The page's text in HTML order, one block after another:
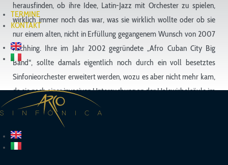
TERMINE
KONTAKT
herausfinden, ob ihre Idee, Latin-Jazz mit Orchester zu spielen,
wirklich immer noch das war, was sie wirklich wollte oder ob sie
nur einem alten, nicht in Erfüllung gegangenem Wunsch von 2007
nachhing. Ihre im Jahr 2002 gegründete „Afro Cuban City Big
Band“, sollte damals eigentlich noch durch ein voll besetztes
Sinfonieorchester erweitert werden, wozu es aber nicht mehr kam,
da sie nach einer invasiven Untersuchung an der Halswirbelsäule im
Januar 2007 viele ihrer Grundfähigkeiten erst wieder erlernen
musste. Die Big Band zerbrach. Der andere Grund für die Tour war,
dass sie prüfen wollte, ob die Besetzung passte, sollte sie an einer
Weiterführung eines Latin-Orchesters festhalten wollen.